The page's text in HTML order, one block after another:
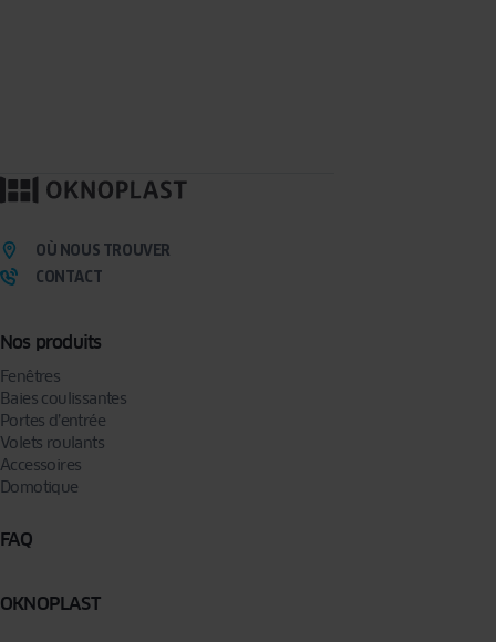
Nos produits
Fenêtres
Baies coulissantes
Portes d’entrée
Volets roulants
Accessoires
Domotique
FAQ
OKNOPLAST
OÙ NOUS TROUVER
CONTACT